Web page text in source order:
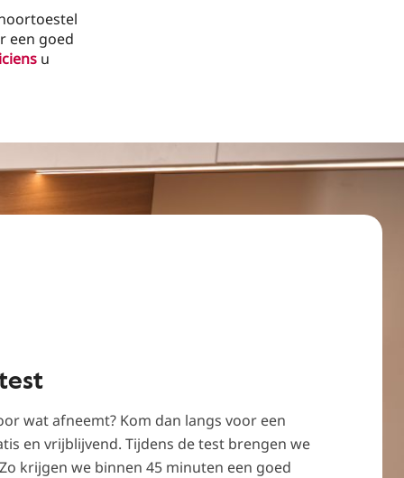
een goed
u
wat afneemt? Kom dan langs voor een
en vrijblijvend. Tijdens de test brengen we
krijgen we binnen 45 minuten een goed